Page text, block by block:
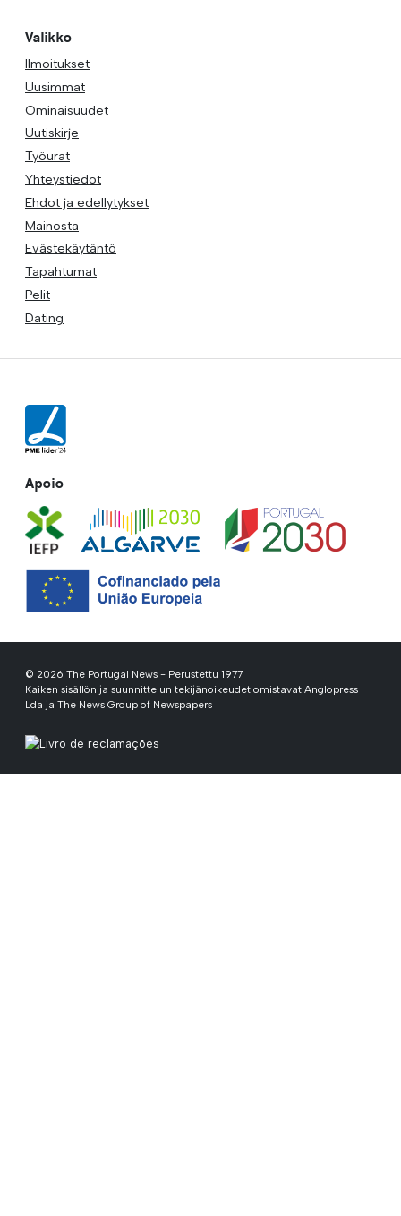
Valikko
Ilmoitukset
Uusimmat
Ominaisuudet
Uutiskirje
Työurat
Yhteystiedot
Ehdot ja edellytykset
Mainosta
Evästekäytäntö
Tapahtumat
Pelit
Dating
Apoio
© 2026 The Portugal News - Perustettu 1977
Kaiken sisällön ja suunnittelun tekijänoikeudet omistavat Anglopress
Lda ja The News Group of Newspapers